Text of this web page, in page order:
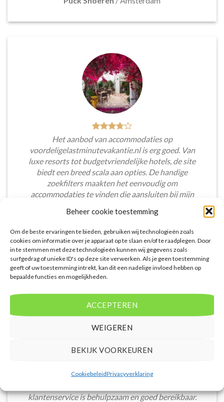
Beheer cookie toestemming
Om de beste ervaringen te bieden, gebruiken wij technologieën zoals
cookies om informatie over je apparaat op te slaan en/of te raadplegen. Door
in te stemmen met deze technologieën kunnen wij gegevens zoals
surfgedrag of unieke ID's op deze site verwerken. Als je geen toestemming
geeft of uw toestemming intrekt, kan dit een nadelige invloed hebben op
bepaalde functies en mogelijkheden.
ACCEPTEREN
WEIGEREN
BEKIJK VOORKEUREN
CookiebeleidPrivacyverklaring
Het aanbod van accommodaties op
voordeligelastminutevakantie.nl is erg goed. Van
luxe resorts tot budgetvriendelijke hotels, de site
biedt een breed scala aan opties. De handige
zoekfilters maakten het eenvoudig om
accommodaties te vinden die aansluiten bij mijn
Voordeligelastminutevakantie.nl is eenvoudig en
klantenservice is behulpzaam en goed bereikbaar.